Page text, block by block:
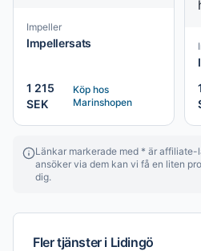
Impeller
Impellersats
1 215
SEK
Köp hos
Marinshopen
Länkar markerade med * är affiliate-
ansöker via dem kan vi få en liten
dig.
Fler tjänster i Lidingö